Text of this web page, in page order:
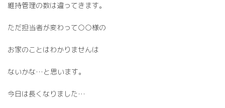
維持管理の数は違ってきます。
ただ担当者が変わって○○様の
お家のことはわかりませんは
ないかな…と思います。
今日は長くなりました…